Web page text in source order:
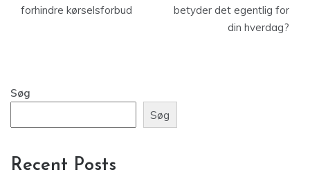
forhindre kørselsforbud
betyder det egentlig for
din hverdag?
Søg
Søg
Recent Posts